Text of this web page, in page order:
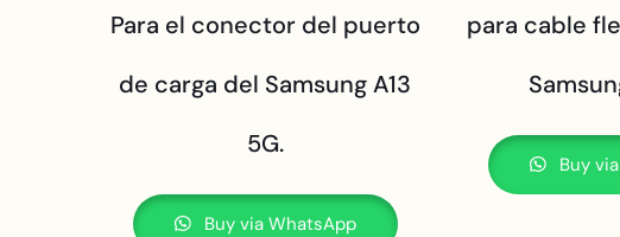
Para el conector del puerto
de carga del Samsung A13
5G.
Buy via WhatsApp
para cable
Buy